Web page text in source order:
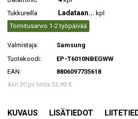
Tukkureilla
Ladataan... kpl
Toimitusarvio 1-2 työpäivää
Valmistaja:
Samsung
Tuotekoodi:
EP-T6010NBEGWW
EAN:
8806097735618
Alin 30 pv hinta 33,90 €
KUVAUS LISÄTIEDOT